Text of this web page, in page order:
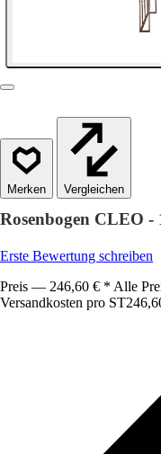
Vergleichen
Rosenbogen CLEO -
Erste Bewertung schreiben
Preis — 246,60 € * Alle
Versandkosten pro ST